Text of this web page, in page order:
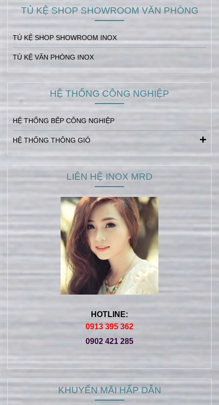
TỦ KỆ SHOP SHOWROOM VĂN PHÒNG
TỦ KỆ SHOP SHOWROOM INOX
TỦ KỆ VĂN PHÒNG INOX
HỆ THỐNG CÔNG NGHIỆP
HỆ THỐNG BẾP CÔNG NGHIỆP
HỆ THỐNG THÔNG GIÓ
LIÊN HỆ INOX MRD
HOTLINE:
0913 395 362
0902 421 285
KHUYẾN MÃI HẤP DẪN